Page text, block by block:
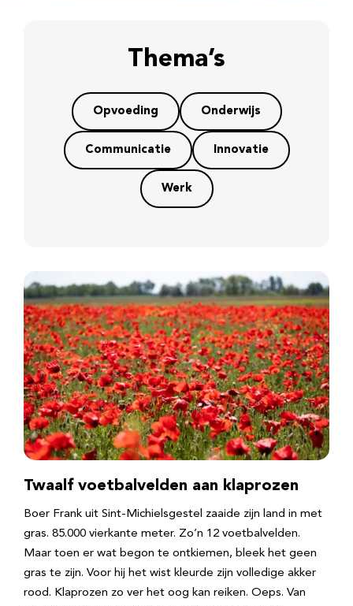
Thema’s
Opvoeding Onderwijs
Communicatie Innovatie
Werk
Twaalf voetbalvelden aan klaprozen
Boer Frank uit Sint-Michielsgestel zaaide zijn land in met
gras. 85.000 vierkante meter. Zo’n 12 voetbalvelden.
Maar toen er wat begon te ontkiemen, bleek het geen
gras te zijn. Voor hij het wist kleurde zijn volledige akker
rood. Klaprozen zo ver het oog kan reiken. Oeps. Van